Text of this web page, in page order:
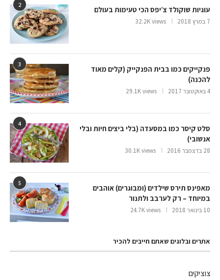
2
עוגיות שוקולד צ’יפס הכי טעימות בעולם
7 במרץ 2018 32.2K views
3
פנקייקים כמו בבית הפנקייק (קלים מאוד
להכנה)
4 באוקטובר 2017 29.1K views
4
סלט קיסר כמו במסעדה (בלי ביצים חיות ובלי
אנשובי)
28 בדצמבר 2016 30.1K views
5
מאפינס תירס שילדים (ומבוגרים) אוהבים
במיוחד – רק לערבב ולתנור
10 בינואר 2018 24.7K views
אתרים ובלוגים שאתם חייבים להכיר
צוציקים